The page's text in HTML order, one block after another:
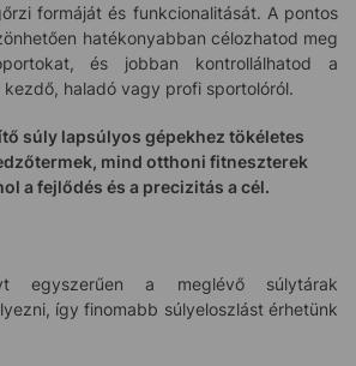
formáját és funkcionalitását. A pontos
hatékonyabban célozhatod meg
és jobban kontrollálhatod a
haladó vagy profi sportolóról.
súly lapsúlyos gépekhez tökéletes
mind otthoni fitneszterek
a fejlődés és a precizitás a cél.
egyszerűen a meglévő súlytárak
így finomabb súlyeloszlást érhetünk